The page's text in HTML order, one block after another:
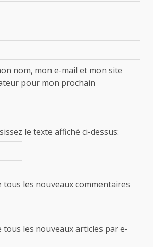
nom, mon e-mail et mon site
pour mon prochain
le texte affiché ci-dessus:
tous les nouveaux commentaires
tous les nouveaux articles par e-